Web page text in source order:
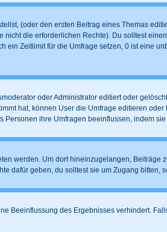
(oder den ersten Beitrag eines Themas
die erforderlichen Rechte). Du solltest
ein Zeitlimit für die Umfrage setzen, 0 ist eine
oder Administrator editiert oder
hat, können User die Umfrage editieren
ihre Umfragen beeinflussen, indem
werden. Um dort hineinzugelangen,
dafür geben, du solltest sie um Zugang bitten,
Beeinflussung des Ergebnisses verhindert.